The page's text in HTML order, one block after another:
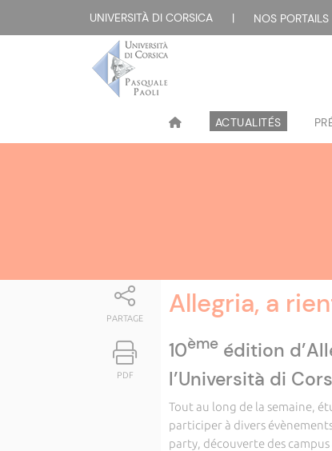
UNIVERSITÀ DI CORSICA | NOS
ACTUALITÉS
PARTAGE
PDF
Allegria, a
10èmeédition
l’Università di
Tout au long de la semaine,
participer à divers
party, découverte des